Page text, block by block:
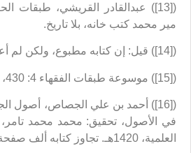
مير محمد كتب خانه، بلا تاريخ.
([14]) قيل: إن كتابه مطبوع، ولكن لم أعثر عليه.
([15]) موسوعة طبقات الفقهاء 4: 430، 431.
([16]) أحمد بن علي الجصاص، أصول
العلمية، 1420هـ. تجاوز كتابه ألف صفحة في مجلّدين.